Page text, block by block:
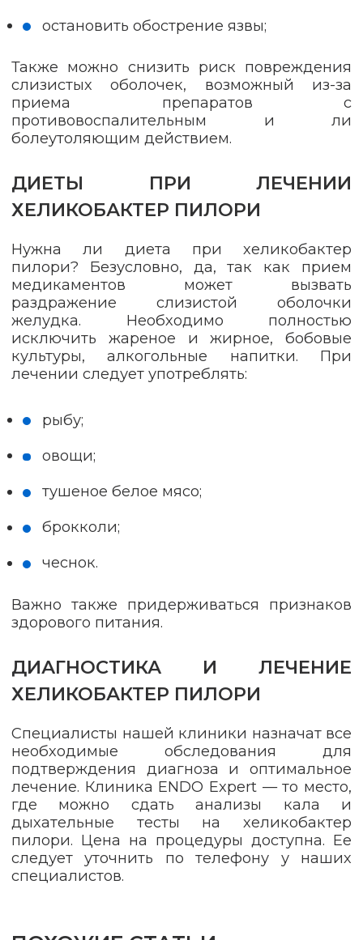
остановить обострение язвы;
Также можно снизить риск повреждения
слизистых оболочек, возможный из-за
приема препаратов с
противовоспалительным и ли
болеутоляющим действием.
ДИЕТЫ ПРИ ЛЕЧЕНИИ
ХЕЛИКОБАКТЕР ПИЛОРИ
Нужна ли диета при хеликобактер
пилори? Безусловно, да, так как прием
медикаментов может вызвать
раздражение слизистой оболочки
желудка. Необходимо полностью
исключить жареное и жирное, бобовые
культуры, алкогольные напитки. При
лечении следует употреблять:
рыбу;
овощи;
тушеное белое мясо;
брокколи;
чеснок.
Важно также придерживаться признаков
здорового питания.
ДИАГНОСТИКА И ЛЕЧЕНИЕ
ХЕЛИКОБАКТЕР ПИЛОРИ
Специалисты нашей клиники назначат все
необходимые обследования для
подтверждения диагноза и оптимальное
лечение. Клиника ENDO Expert — то место,
где можно сдать анализы кала и
дыхательные тесты на хеликобактер
пилори. Цена на процедуры доступна. Ее
следует уточнить по телефону у наших
специалистов.